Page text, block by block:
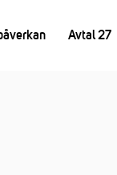
Avtal 27